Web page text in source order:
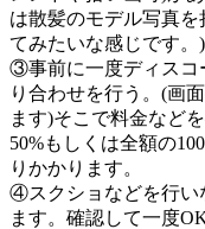
は散髪のモデル写真
てみたいな感じです。)
③事前に一度ディスコ
り合わせを行う。(画
ます)そこで料金など
50%もしくは全額の
りかかります。
④スクショなどを行い
ます。確認して一度